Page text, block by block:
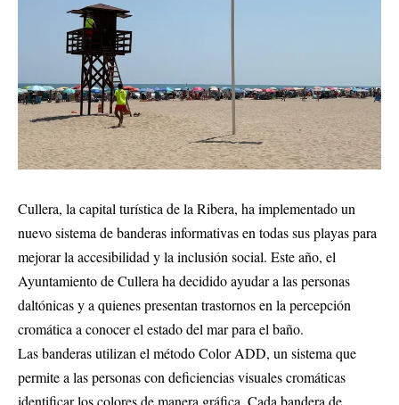
Cullera, la capital turística de la Ribera, ha implementado un
nuevo sistema de banderas informativas en todas sus playas para
mejorar la accesibilidad y la inclusión social. Este año, el
Ayuntamiento de Cullera ha decidido ayudar a las personas
daltónicas y a quienes presentan trastornos en la percepción
cromática a conocer el estado del mar para el baño.
Las banderas utilizan el método Color ADD, un sistema que
permite a las personas con deficiencias visuales cromáticas
identificar los colores de manera gráfica. Cada bandera de